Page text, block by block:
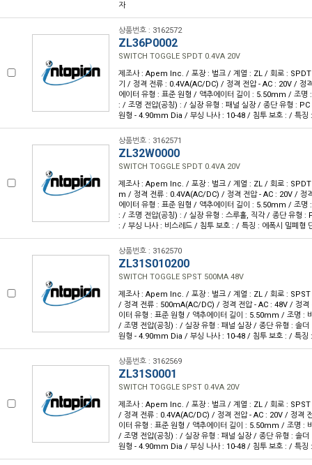
자
상품번호 : 3162572
ZL36P0002
SWITCH TOGGLE SPDT 0.4VA 20V
제조사 : Apem Inc. / 포장 : 벌크 / 계열 : ZL / 회로 : SPDT
기 / 정격 전류 : 0.4VA(AC/DC) / 정격 전압 - AC : 20V / 정
에이터 유형 : 표준 원형 / 액추에이터 길이 : 5.50mm / 조명
: / 조명 전압(공칭) : / 실장 유형 : 패널 실장 / 종단 유형 :
원형 - 4.90mm Dia / 부싱 나사 : 10-48 / 침투 보호 : / 특징
상품번호 : 3162571
ZL32W0000
SWITCH TOGGLE SPDT 0.4VA 20V
제조사 : Apem Inc. / 포장 : 벌크 / 계열 : ZL / 회로 :
m / 정격 전류 : 0.4VA(AC/DC) / 정격 전압 - AC : 20V / 정
에이터 유형 : 표준 원형 / 액추에이터 길이 : 5.50mm / 조명
: / 조명 전압(공칭) : / 실장 유형 : 스루홀, 직각 / 종단 유형 :
: / 부싱 나사 : 비스레드 / 침투 보호 : / 특징 : 에폭시 밀폐형
상품번호 : 3162570
ZL31S010200
SWITCH TOGGLE SPST 500MA 48V
제조사 : Apem Inc. / 포장 : 벌크 / 계열 : ZL / 회로 : SPST
/ 정격 전류 : 500mA(AC/DC) / 정격 전압 - AC : 48V / 정격
이터 유형 : 표준 원형 / 액추에이터 길이 : 5.50mm / 조명 :
/ 조명 전압(공칭) : / 실장 유형 : 패널 실장 / 종단 유형 : 솔더
원형 - 4.90mm Dia / 부싱 나사 : 10-48 / 침투 보호 : / 특징
상품번호 : 3162569
ZL31S0001
SWITCH TOGGLE SPST 0.4VA 20V
제조사 : Apem Inc. / 포장 : 벌크 / 계열 : ZL / 회로 : SPST
/ 정격 전류 : 0.4VA(AC/DC) / 정격 전압 - AC : 20V / 정격
이터 유형 : 표준 원형 / 액추에이터 길이 : 5.50mm / 조명 :
/ 조명 전압(공칭) : / 실장 유형 : 패널 실장 / 종단 유형 : 솔더
원형 - 4.90mm Dia / 부싱 나사 : 10-48 / 침투 보호 : / 특징